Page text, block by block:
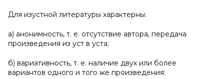
Для изустной литературы характерны:
а) анонимность, т. е. отсутствие автора, передача
произведения из уст в уста;
б) вариативность, т. е. наличие двух или более
вариантов одного и того же произведения: